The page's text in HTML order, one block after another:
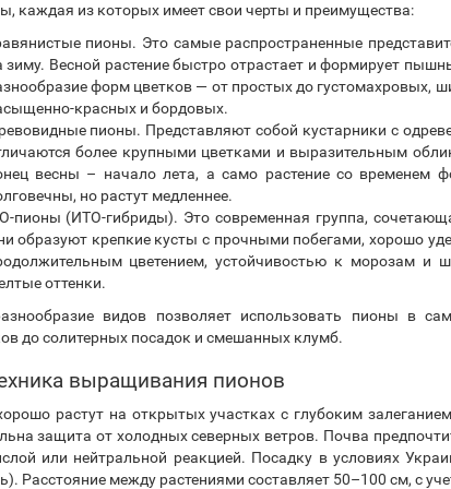
каждая из которых имеет свои черты и преимущества:
пионы. Это самые распространенные
зиму. Весной растение быстро отрастает и формирует
форм цветков — от простых до густомахровых,
красных и бордовых.
пионы. Представляют собой кустарники с
более крупными цветками и выразительным
весны – начало лета, а само растение со временем
но растут медленнее.
пионы (ИТО-гибриды). Это современная группа,
образуют крепкие кусты с прочными побегами, хорошо
цветением, устойчивостью к морозам и
оттенки.
видов позволяет использовать пионы в
до солитерных посадок и смешанных клумб.
выращивания пионов
растут на открытых участках с глубоким
защита от холодных северных ветров. Почва
или нейтральной реакцией. Посадку в условиях
Расстояние между растениями составляет 50–100 см, с